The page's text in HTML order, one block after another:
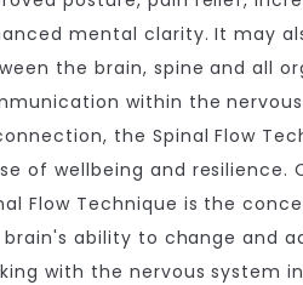
mental clarity. It may
the brain, spine and all
within the
the Spinal Flow
of wellbeing and
Flow Technique is the
ability to change and
with the nervous system